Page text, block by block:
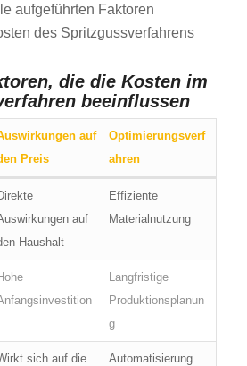
aufgeführten Faktoren
des Spritzgussverfahrens
die die Kosten im
beeinflussen
auf
Preis
Optimierungsverf
ahren
auf
Haushalt
Effiziente
Materialnutzung
Langfristige
Produktionsplanun
g
sich auf die
Automatisierung